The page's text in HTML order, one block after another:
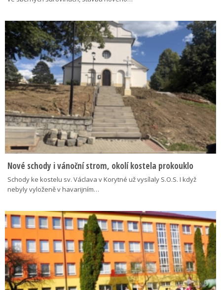
Nové schody i vánoční strom, okolí kostela prokouklo
Schody ke kostelu sv. Václava v Korytné už vysílaly S.O.S. I když
nebyly vyloženě v havarijním…